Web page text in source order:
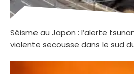
Séisme au Japon : l’alerte
violente secousse dans le sud